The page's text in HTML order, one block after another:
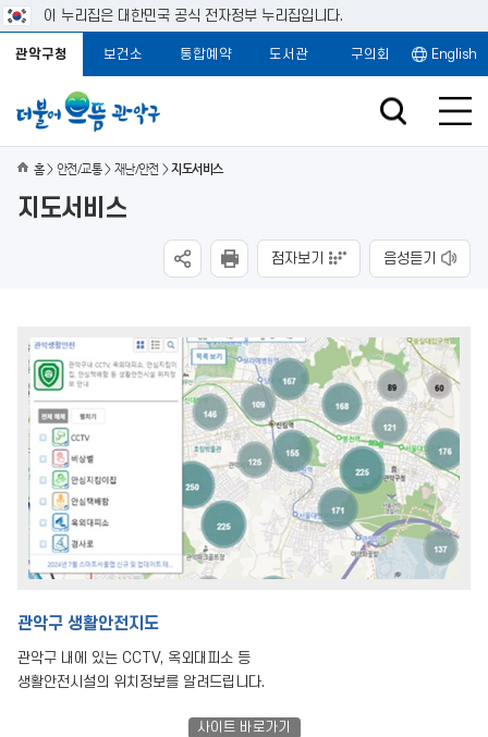
이 누리집은 대한민국 공식 전자정부 누리집입니다.
관악구청 보건소 통합예약 도서관 구의회 English
홈 안전/교통 재난/안전 지도서비스
지도서비스
점자보기 음성듣기
관악구 생활안전지도
관악구 내에 있는 CCTV, 옥외대피소 등
생활안전시설의 위치정보를 알려드립니다.
사이트 바로가기